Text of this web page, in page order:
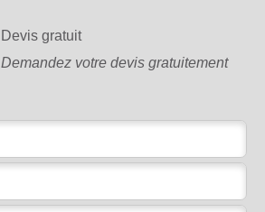
Devis gratuit
Demandez votre devis gratuitement